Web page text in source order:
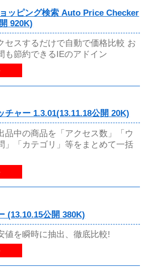
ッピング検索 Auto Price Checker
920K)
セスするだけで自動で価格比較 お
も節約できるIEのアドイン
ャー 1.3.01(13.11.18公開 20K)
品中の商品を「アクセス数」「ウ
」「カテゴリ」等をまとめて一括
(13.10.15公開 380K)
値を瞬時に抽出、徹底比較!